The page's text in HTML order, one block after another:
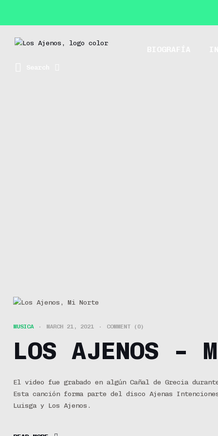
MUSICA MARCH 21, 2021 COMMENT (0)
LOS AJENOS –
El video fue grabado en algún Cañal de Grecia
Esta canción forma parte del disco Ajenas
Luisga y Los Ajenos.